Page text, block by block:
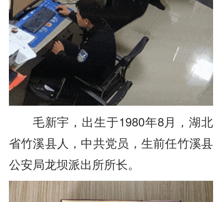
毛新宇， 出生于1980年8月，湖北
省竹溪县人， 中共党员， 生前任竹溪县
公安局龙坝派出所所长。